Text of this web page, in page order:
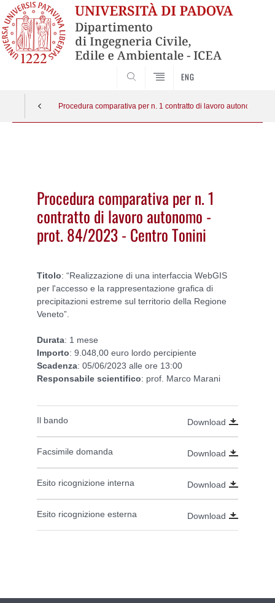
ENG
Procedura comparativa per n. 1 contratto di lavoro autonomo -
Procedura comparativa per n. 1
contratto di lavoro autonomo -
prot. 84/2023 - Centro Tonini
Titolo: “Realizzazione di una interfaccia WebGIS
per l'accesso e la rappresentazione grafica di
precipitazioni estreme sul territorio della Regione
Veneto”.
Durata: 1 mese
Importo: 9.048,00 euro lordo percipiente
Scadenza: 05/06/2023 alle ore 13:00
Responsabile scientifico: prof. Marco Marani
Il bando Download
Facsimile domanda Download
Esito ricognizione interna Download
Esito ricognizione esterna Download